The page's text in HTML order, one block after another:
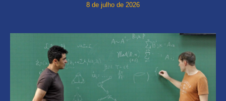
8 de julho de 2026